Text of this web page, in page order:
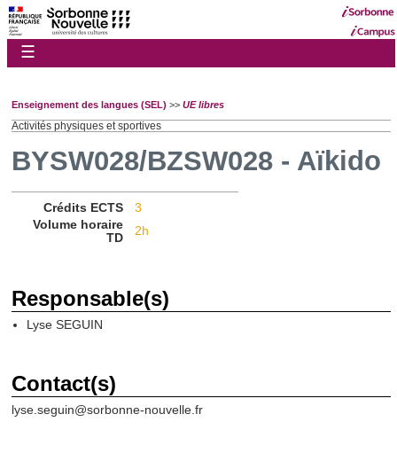
☰
Enseignement des langues (SEL) >> UE libres
Activités physiques et sportives
BYSW028/BZSW028 - Aïkido
Crédits ECTS
3
Volume horaire
TD
2h
Responsable(s)
Lyse SEGUIN
Contact(s)
lyse.seguin@sorbonne-nouvelle.fr